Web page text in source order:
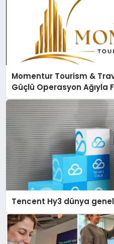
Momentur Tourism &
Güçlü Operasyon Ağıyla
Tencent Hy3 dünya